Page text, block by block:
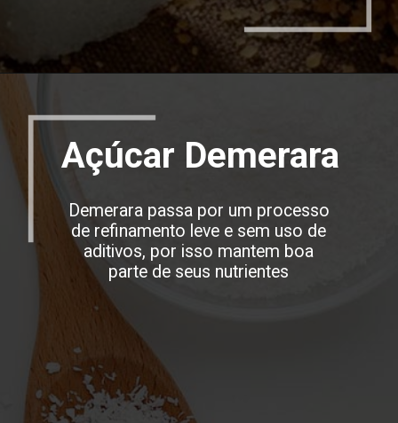
Açúcar Demerara
Demerara passa por um processo
de refinamento leve e sem uso de
aditivos, por isso mantem boa
parte de seus nutrientes